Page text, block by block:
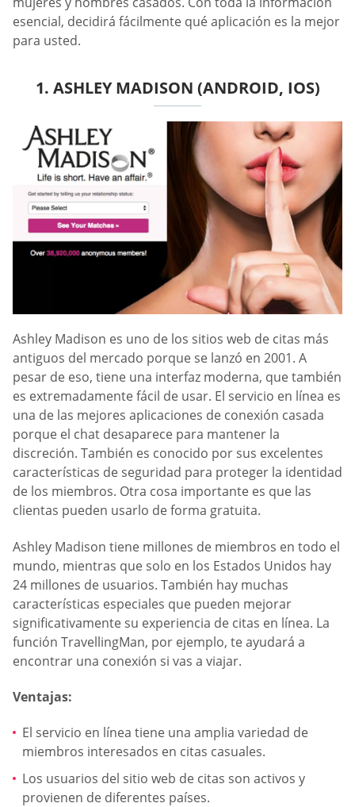
esencial, decidirá fácilmente qué aplicación es la mejor
para usted.
1. ASHLEY MADISON (ANDROID, IOS)
Ashley Madison es uno de los sitios web de citas más
antiguos del mercado porque se lanzó en 2001. A
pesar de eso, tiene una interfaz moderna, que también
es extremadamente fácil de usar. El servicio en línea es
una de las mejores aplicaciones de conexión casada
porque el chat desaparece para mantener la
discreción. También es conocido por sus excelentes
características de seguridad para proteger la identidad
de los miembros. Otra cosa importante es que las
clientas pueden usarlo de forma gratuita.
Ashley Madison tiene millones de miembros en todo el
mundo, mientras que solo en los Estados Unidos hay
24 millones de usuarios. También hay muchas
características especiales que pueden mejorar
significativamente su experiencia de citas en línea. La
función TravellingMan, por ejemplo, te ayudará a
encontrar una conexión si vas a viajar.
Ventajas:
El servicio en línea tiene una amplia variedad de
miembros interesados en citas casuales.
Los usuarios del sitio web de citas son activos y
provienen de diferentes países.